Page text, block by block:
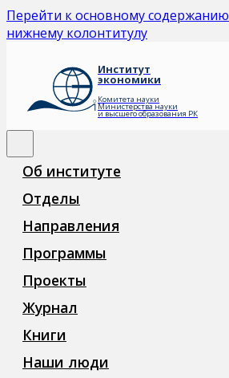
Перейти к основному содержанию
нижнему колонтитулу
Институт
экономики
Комитета науки
Министерства науки
и высшего образования РК
Об институте
Отделы
Направления
Программы
Проекты
Журнал
Книги
Наши люди